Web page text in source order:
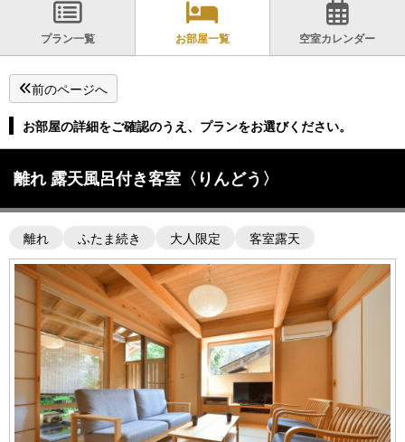
プラン一覧 お部屋一覧 空室カレンダー
前のページへ
お部屋の詳細をご確認のうえ、プランをお選びください。
離れ 露天風呂付き客室〈りんどう〉
離れ ふたま続き 大人限定 客室露天